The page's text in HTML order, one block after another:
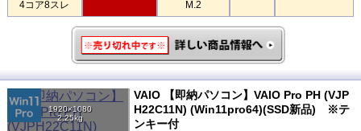
4コア8スレ
M.2
1920×1080
2.25kg
VAIO 【即納パソコン】VAIO Pro PH (VJP
H22C11N) (Win11pro64)(SSD新品) ※テ
ンキー付